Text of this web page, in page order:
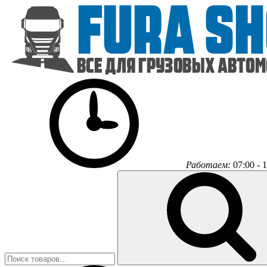
Работаем: 07:00 -